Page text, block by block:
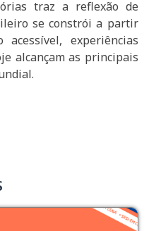
traz a reflexão de
se constrói a partir
experiências
alcançam as principais